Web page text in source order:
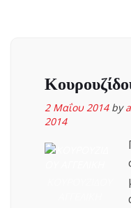
2 Μαΐου 2014 by
2014